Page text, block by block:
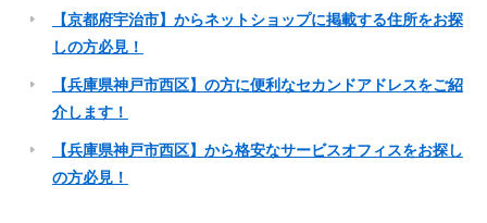
【京都府宇治市】からネットショップに掲載する住所をお探
しの方必見！
【兵庫県神戸市西区】の方に便利なセカンドアドレスをご紹
介します！
【兵庫県神戸市西区】から格安なサービスオフィスをお探し
の方必見！